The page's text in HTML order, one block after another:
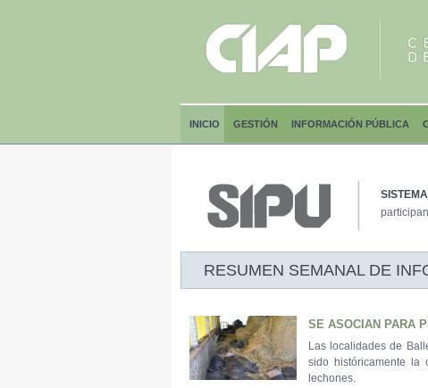
INICIO GESTIÓN INFORMACIÓN PÚBLICA
RESUMEN SEMANAL DE
SE ASOCIAN PARA
Las localidades de
sido históricamente la
lechones.